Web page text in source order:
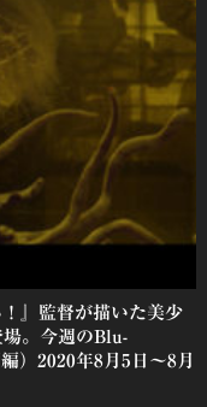
』監督が描いた美少
。今週のBlu-
）2020年8月5日～8月